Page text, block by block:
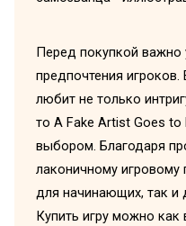
Перед покупкой важно
предпочтения
любит не только
то A Fake Artist Goes to
выбором. Благодаря
лаконичному игровому
для начинающих, так и
Купить игру можно